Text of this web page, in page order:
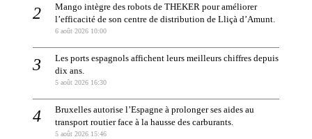
Mango intègre des robots de THEKER pour améliorer
l’efficacité de son centre de distribution de Lliçà d’Amunt.
6 août 2026 10:00
Les ports espagnols affichent leurs meilleurs chiffres depuis
dix ans.
5 août 2026 16:30
Bruxelles autorise l’Espagne à prolonger ses aides au
transport routier face à la hausse des carburants.
5 août 2026 15:46